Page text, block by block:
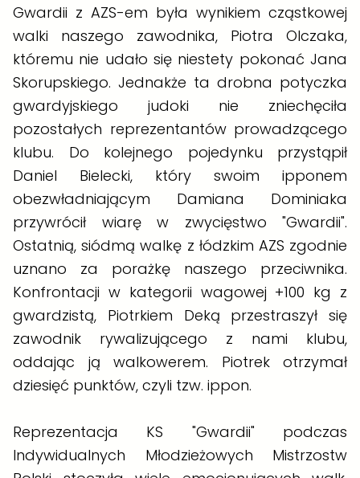
Gwardii z AZS-em była wynikiem cząstkowej
walki naszego zawodnika, Piotra Olczaka,
któremu nie udało się niestety pokonać Jana
Skorupskiego. Jednakże ta drobna potyczka
gwardyjskiego judoki nie zniechęciła
pozostałych reprezentantów prowadzącego
klubu. Do kolejnego pojedynku przystąpił
Daniel Bielecki, który swoim ipponem
obezwładniającym Damiana Dominiaka
przywrócił wiarę w zwycięstwo "Gwardii".
Ostatnią, siódmą walkę z łódzkim AZS zgodnie
uznano za porażkę naszego przeciwnika.
Konfrontacji w kategorii wagowej +100 kg z
gwardzistą, Piotrkiem Deką przestraszył się
zawodnik rywalizującego z nami klubu,
oddając ją walkowerem. Piotrek otrzymał
dziesięć punktów, czyli tzw. ippon.
Reprezentacja KS "Gwardii" podczas
Indywidualnych Młodzieżowych Mistrzostw